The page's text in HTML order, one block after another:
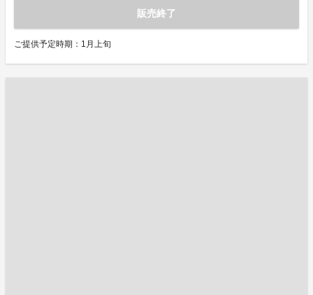
販売終了
ご提供予定時期：1月上旬